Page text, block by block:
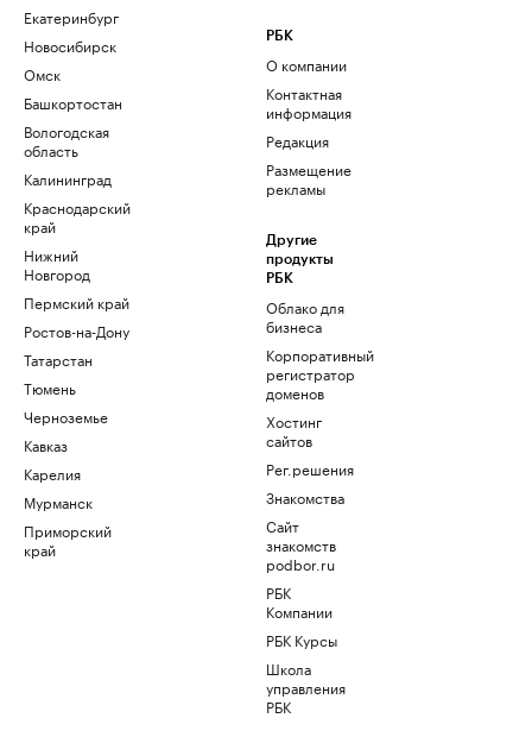
Екатеринбург
Новосибирск
Омск
Башкортостан
Вологодская
область
Калининград
Краснодарский
край
Нижний
Новгород
Пермский край
Ростов-на-Дону
Татарстан
Тюмень
Черноземье
Кавказ
Карелия
Мурманск
Приморский
край
РБК
О компании
Контактная
информация
Редакция
Размещение
рекламы
Другие
продукты
РБК
Облако для
бизнеса
Корпоративный
регистратор
доменов
Хостинг
сайтов
Рег.решения
Знакомства
Сайт
знакомств
podbor.ru
РБК
Компании
РБК Курсы
Школа
управления
РБК